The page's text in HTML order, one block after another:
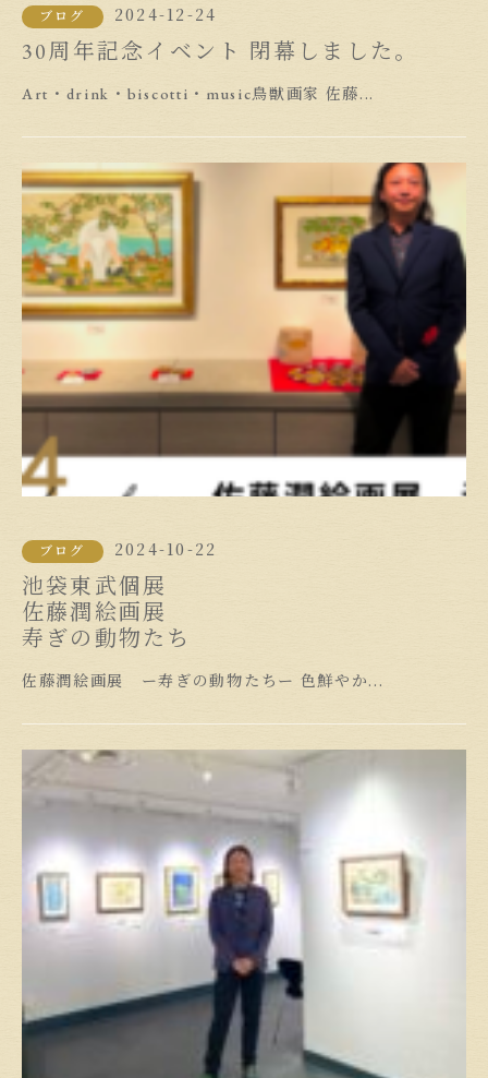
ブログ 2024-12-24
30周年記念イベント 閉幕しました。
Art・drink・biscotti・music鳥獣画家 佐藤...
ブログ 2024-10-22
池袋東武個展
佐藤潤絵画展
寿ぎの動物たち
佐藤潤絵画展 ー寿ぎの動物たちー 色鮮やか...